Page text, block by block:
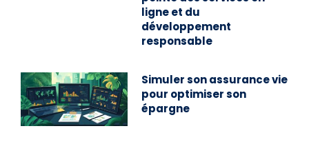
ligne et du
développement
responsable
Simuler son assurance vie
pour optimiser son
épargne